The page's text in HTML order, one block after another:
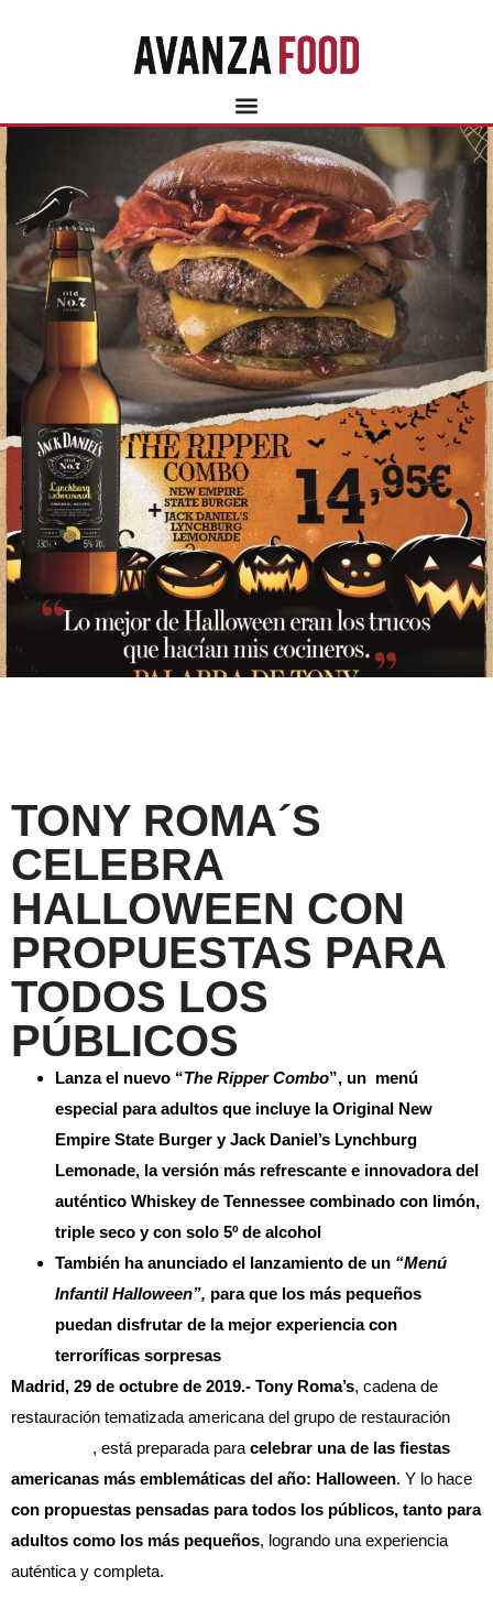
TONY ROMA´S
CELEBRA
HALLOWEEN CON
PROPUESTAS PARA
TODOS LOS
PÚBLICOS
Lanza el nuevo “The Ripper Combo”, un menú
especial para adultos que incluye la Original New
Empire State Burger y Jack Daniel’s Lynchburg
Lemonade, la versión más refrescante e innovadora del
auténtico Whiskey de Tennessee combinado con limón,
triple seco y con solo 5º de alcohol
También ha anunciado el lanzamiento de un “Menú
Infantil Halloween”, para que los más pequeños
puedan disfrutar de la mejor experiencia con
terroríficas sorpresas
Madrid, 29 de octubre de 2019.- Tony Roma’s, cadena de
restauración tematizada americana del grupo de restauración
, está preparada para celebrar una de las fiestas
americanas más emblemáticas del año: Halloween. Y lo hace
con propuestas pensadas para todos los públicos, tanto para
adultos como los más pequeños, logrando una experiencia
auténtica y completa.